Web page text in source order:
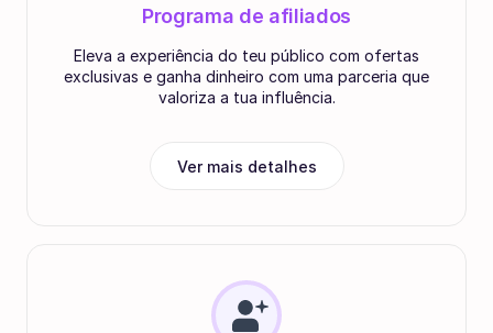
Programa de afiliados
Eleva a experiência do teu público com ofertas
exclusivas e ganha dinheiro com uma parceria que
valoriza a tua influência.
Ver mais detalhes